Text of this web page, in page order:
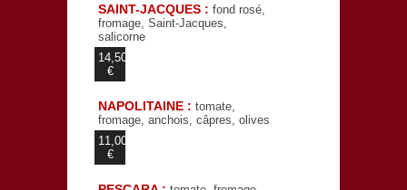
SAINT-JACQUES : fond rosé,
fromage, Saint-Jacques,
salicorne
14,50
€
NAPOLITAINE : tomate,
fromage, anchois, câpres, olives
11,00
€